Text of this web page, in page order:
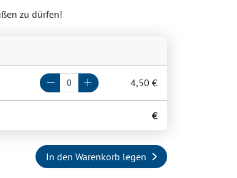
zu dürfen!
4,50 €
€
In den Warenkorb legen